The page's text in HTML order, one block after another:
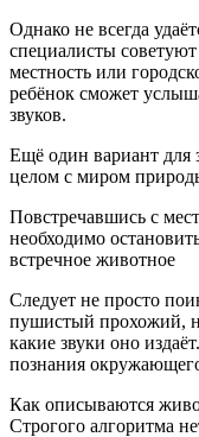
Однако не всегда
специалисты
местность или
ребёнок сможет
звуков.
Ещё один вариант для
целом с миром
Повстречавшись с
необходимо
встречное животное
Следует не просто
пушистый прохожий,
какие звуки оно
познания
Как описываются
Строгого алгоритма